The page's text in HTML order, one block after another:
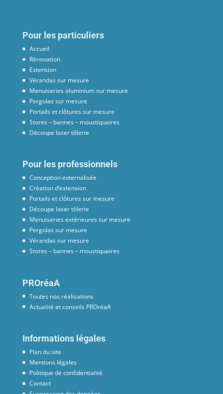
Pour les particuliers
Accueil
Rénovation
Extension
Vérandas sur mesure
Menuiseries aluminium sur mesure
Pergolas sur mesure
Portails et clôtures sur mesure
Stores – bannes – moustiquaires
Découpe laser tôlerie
Pour les professionnels
Conception externalisée
Création d’extension
Portails et clôtures sur mesure
Découpe laser tôlerie
Menuiseries extérieures sur mesure
Pergolas sur mesure
Vérandas sur mesure
Stores – bannes – moustiquaires
PROréaA
Toutes nos réalisations
Actualité et conseils PROréaA
Informations légales
Plan du site
Mentions légales
Politique de confidentialité
Contact